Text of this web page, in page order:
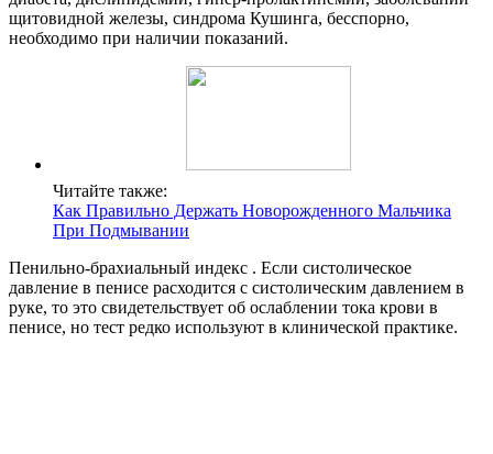
щитовидной железы, синдрома Кушинга, бесспорно,
необходимо при наличии показаний.
Читайте также:
Как Правильно Держать Новорожденного Мальчика
При Подмывании
Пенильно-брахиальный индекс . Если систолическое
давление в пенисе расходится с систолическим давлением в
руке, то это свидетельствует об ослаблении тока крови в
пенисе, но тест редко используют в клинической практике.